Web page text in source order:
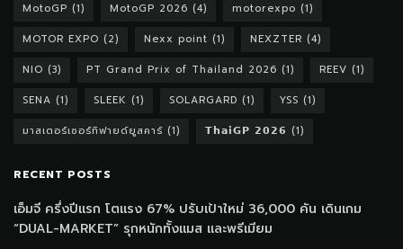
MotoGP (1) MotoGP 2026 (4) motorexpo (1)
MOTOR EXPO (2) Nexx point (1) NEXZTER (4)
NIO (3) PT Grand Prix of Thailand 2026 (1) REEV (1)
SENA (1) SLEEK (1) SOLARGARD (1) YSS (1)
มาสเตอร์เซอร์ทิฟายด์ยูสคาร์ (1) 𝗧𝗵𝗮𝗶𝗚𝗣 𝟮𝟬𝟮𝟲 (1)
RECENT POSTS
เอ็มจี ครึ่งปีแรก โตแรง 67% ปรับเป้าใหม่ 36,000 คัน เดินเกม
“DUAL-MARKET” รุกหนักทั้งแมส และพรีเมียม